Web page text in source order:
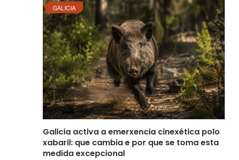
GALICIA
Galicia activa a emerxencia cinexética polo
xabaril: que cambia e por que se toma esta
medida excepcional